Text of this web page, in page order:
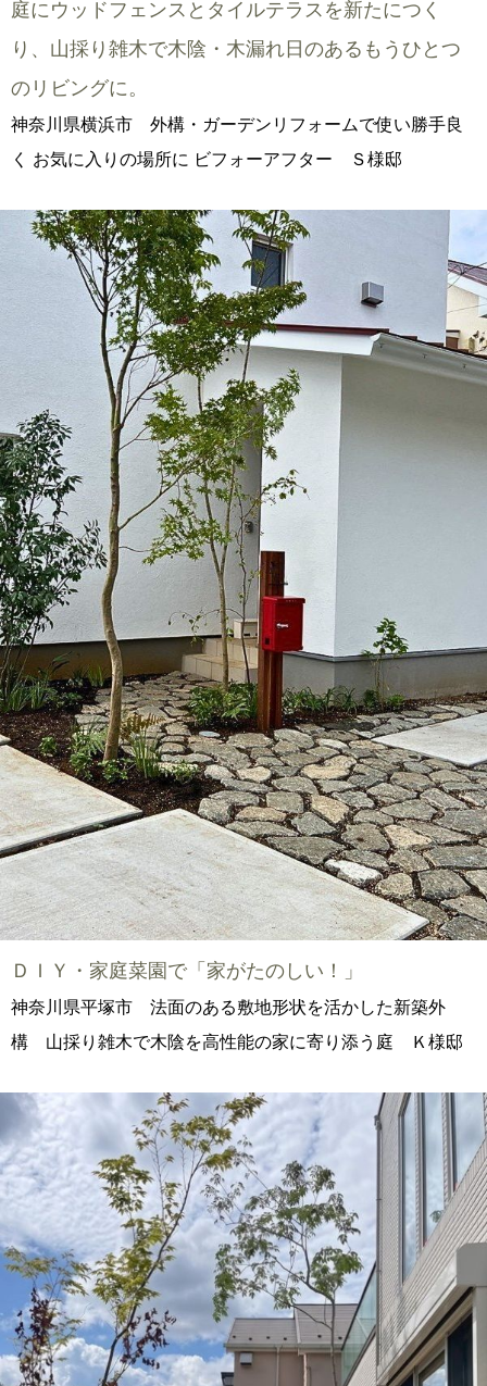
庭にウッドフェンスとタイルテラスを新たにつく
り、山採り雑木で木陰・木漏れ日のあるもうひとつ
のリビングに。
神奈川県横浜市 外構・ガーデンリフォームで使い勝手良
く お気に入りの場所に ビフォーアフター Ｓ様邸
ＤＩＹ・家庭菜園で「家がたのしい！」
神奈川県平塚市 法面のある敷地形状を活かした新築外
構 山採り雑木で木陰を高性能の家に寄り添う庭 Ｋ様邸